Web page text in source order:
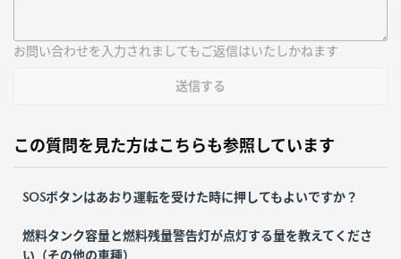
お問い合わせを入力されましてもご返信はいたしかねます
送信する
この質問を見た方はこちらも参照しています
SOSボタンはあおり運転を受けた時に押してもよいですか？
燃料タンク容量と燃料残量警告灯が点灯する量を教えてくださ
い（その他の車種）